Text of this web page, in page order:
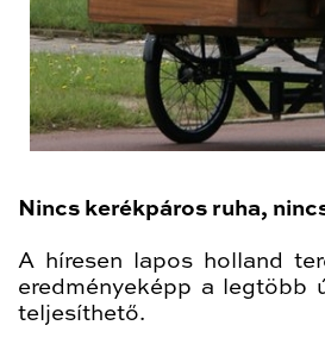
Nincs kerékpáros ruha,
A híresen lapos holland
eredményeképp a legtöbb
teljesíthető.